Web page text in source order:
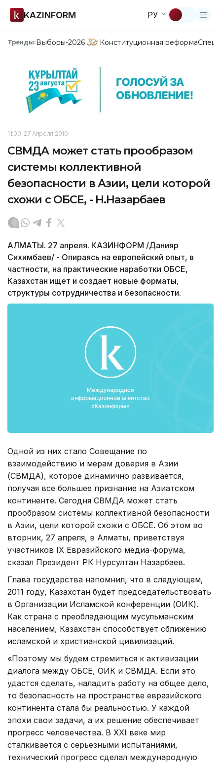
KAZINFORM РУ
Тренды:Выборы-2026 Конституционная реформа
11:00, 27 Апреля 2010
СВМДА может стать прообразом
системы коллективной
безопасности в Азии, цели которой
схожи с ОБСЕ, - Н.Назарбаев
АЛМАТЫ. 27 апреля. КАЗИНФОРМ /Данияр
Сихимбаев/ - Опираясь на европейский опыт, в
частности, на практические наработки ОБСЕ,
Казахстан ищет и создает новые форматы,
структуры сотрудничества и безопасности.
Одной из них стало Совещание по
взаимодействию и мерам доверия в Азии
(СВМДА), которое динамично развивается,
получая все большее признание на Азиатском
континенте. Сегодня СВМДА может стать
прообразом системы коллективной безопасности
в Азии, цели которой схожи с ОБСЕ. Об этом во
вторник, 27 апреля, в Алматы, приветствуя
участников IX Евразийского медиа-форума,
сказал Президент РК Нурсултан Назарбаев.
Глава государства напомнил, что в следующем,
2011 году, Казахстан будет председательствовать
в Организации Исламской конференции (ОИК).
Как страна с преобладающим мусульманским
населением, Казахстан способствует сближению
исламской и христианской цивилизаций.
«Поэтому мы будем стремиться к активизации
диалога между ОБСЕ, ОИК и СВМДА. Если это
удастся сделать, наладить работу на общее дело,
то безопасность на пространстве евразийского
континента стала бы реальностью. У каждой
эпохи свои задачи, а их решение обеспечивает
прогресс человечества. В XXI веке мир
сталкивается с серьезными испытаниями,
технический прогресс сделал международную